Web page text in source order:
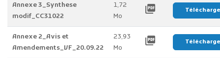
Annexe 3_Synthese
modif_CC31022
1,72
Mo
picture_as_pdf
Annexe 2_Avis et
Amendements_VF_20.09.22
23,93
Mo
picture_as_pdf